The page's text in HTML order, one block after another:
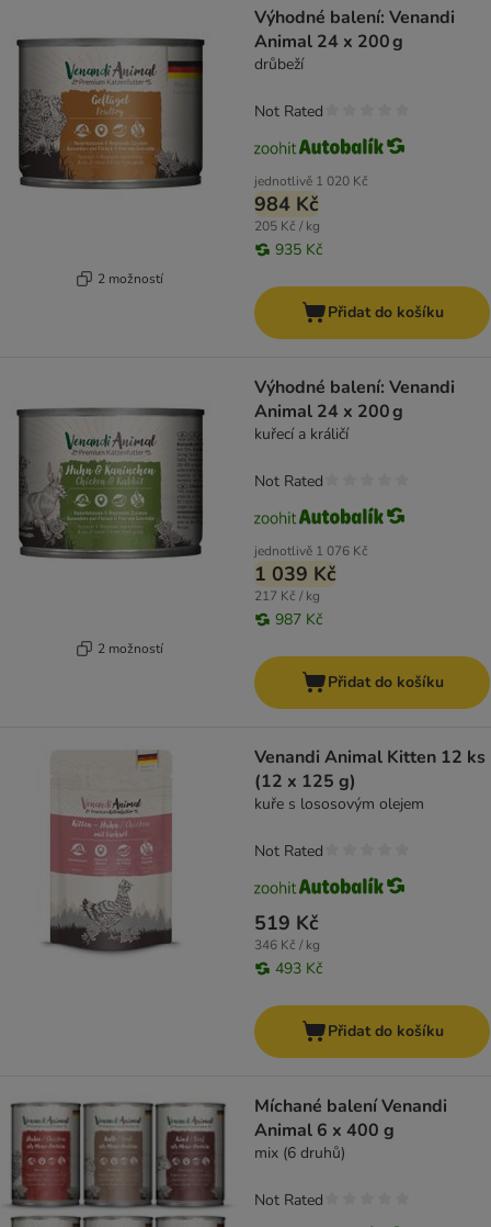
2 možností
Výhodné balení: Venandi
Animal 24 x 200 g
drůbeží
jednotlivě 1 020 Kč
984 Kč
205 Kč / kg
935 Kč
Not Rated
Přidat do košíku
2 možností
Výhodné balení: Venandi
Animal 24 x 200 g
kuřecí a králičí
jednotlivě 1 076 Kč
1 039 Kč
217 Kč / kg
987 Kč
Not Rated
Přidat do košíku
Venandi Animal Kitten 12 ks
(12 x 125 g)
kuře s lososovým olejem
519 Kč
346 Kč / kg
493 Kč
Not Rated
Přidat do košíku
Míchané balení Venandi
Animal 6 x 400 g
mix (6 druhů)
Not Rated